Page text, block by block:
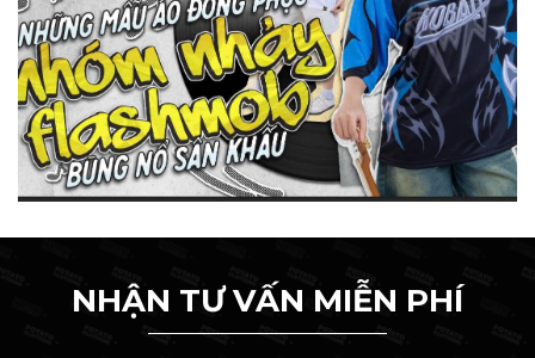
NHẬN TƯ VẤN MIỄN PHÍ